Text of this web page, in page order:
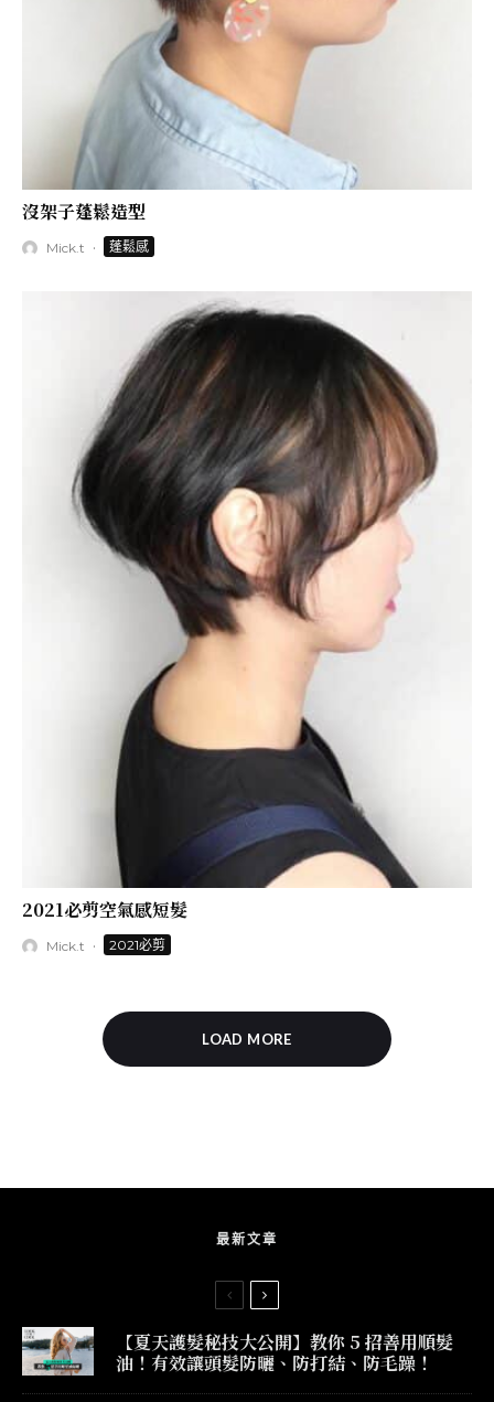
沒架子蓬鬆造型
Mick.t · 蓬鬆感
2021必剪空氣感短髮
Mick.t · 2021必剪
LOAD MORE
最新文章
【夏天護髮秘技大公開】教你 5 招善用順髮
油！有效讓頭髮防曬、防打結、防毛躁！